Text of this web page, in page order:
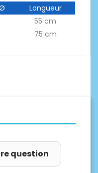
Longueur
55 cm
75 cm
question